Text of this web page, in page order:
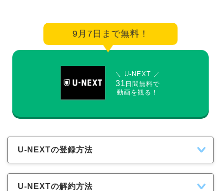
9月7日まで無料！
＼ U-NEXT ／
31 日間無料で
動画を観る！
U-NEXTの登録方法
U-NEXTの解約方法